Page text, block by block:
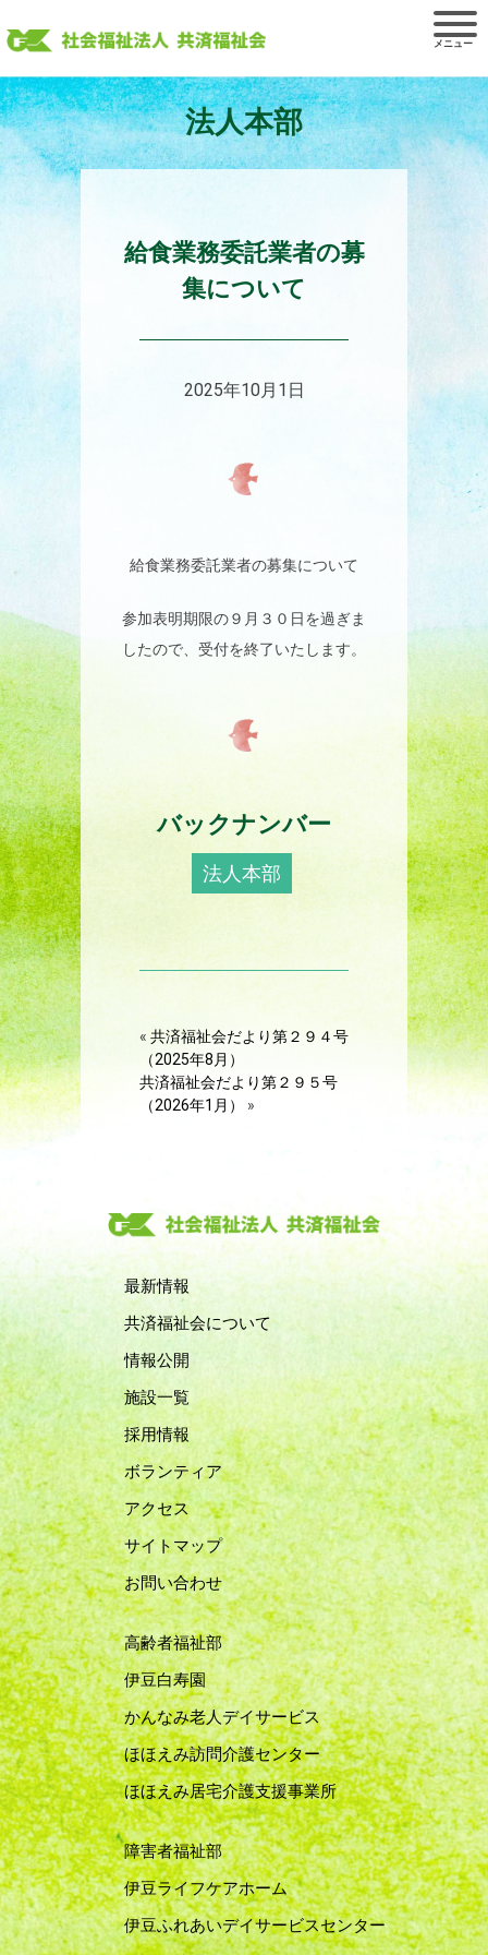
to
content
法人本部
給食業務委託業者の募
集について
2025年10月1日
給食業務委託業者の募集について
参加表明期限の９月３０日を過ぎま
したので、受付を終了いたします。
バックナンバー
法人本部
« 共済福祉会だより第２９４号
（2025年8月）
共済福祉会だより第２９５号
（2026年1月）
»
最新情報
共済福祉会について
情報公開
施設一覧
採用情報
ボランティア
アクセス
サイトマップ
お問い合わせ
高齢者福祉部
伊豆白寿園
かんなみ老人デイサービス
ほほえみ訪問介護センター
ほほえみ居宅介護支援事業所
障害者福祉部
伊豆ライフケアホーム
伊豆ふれあいデイサービスセンター